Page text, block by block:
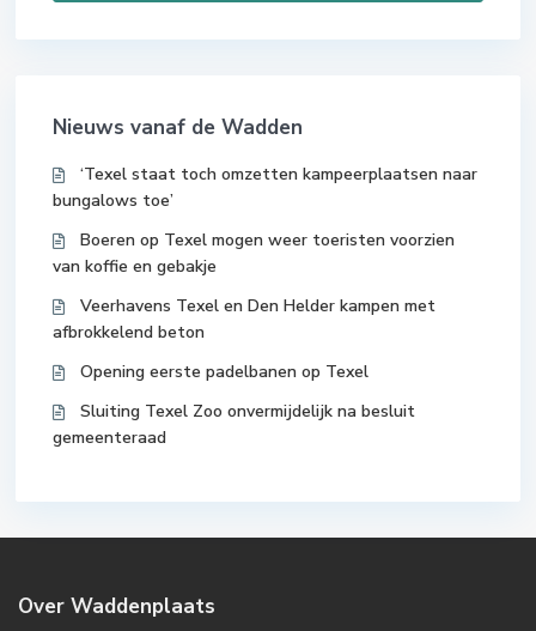
Nieuws vanaf de Wadden
‘Texel staat toch omzetten kampeerplaatsen naar
bungalows toe’
Boeren op Texel mogen weer toeristen voorzien
van koffie en gebakje
Veerhavens Texel en Den Helder kampen met
afbrokkelend beton
Opening eerste padelbanen op Texel
Sluiting Texel Zoo onvermijdelijk na besluit
gemeenteraad
Over Waddenplaats